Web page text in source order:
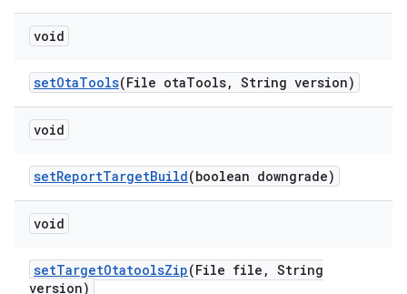
void
setOtaTools(File otaTools, String version)
void
setReportTargetBuild(boolean downgrade)
void
setTargetOtatoolsZip(File file , String
version)